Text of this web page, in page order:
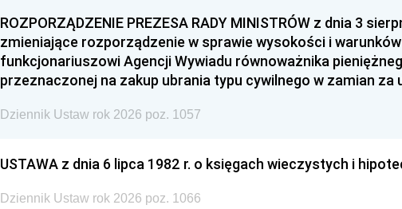
ROZPORZĄDZENIE PREZESA RADY MINISTRÓW z dnia 3
zmieniające rozporządzenie w sprawie wysokości i
funkcjonariuszowi Agencji Wywiadu równoważnika
przeznaczonej na zakup ubrania typu cywilnego w zamian za
Dziennik Ustaw rok 2026 poz. 1057
USTAWA z dnia 6 lipca 1982 r. o księgach wieczystych i
Dziennik Ustaw rok 2026 poz. 1066